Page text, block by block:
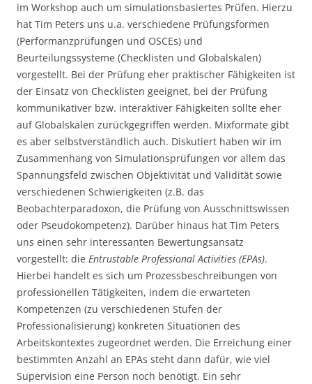
im Workshop auch um simulationsbasiertes Prüfen. Hierzu
hat Tim Peters uns u.a. verschiedene Prüfungsformen
(Performanzprüfungen und OSCEs) und
Beurteilungssysteme (Checklisten und Globalskalen)
vorgestellt. Bei der Prüfung eher praktischer Fähigkeiten ist
der Einsatz von Checklisten geeignet, bei der Prüfung
kommunikativer bzw. interaktiver Fähigkeiten sollte eher
auf Globalskalen zurückgegriffen werden. Mixformate gibt
es aber selbstverständlich auch. Diskutiert haben wir im
Zusammenhang von Simulationsprüfungen vor allem das
Spannungsfeld zwischen Objektivität und Validität sowie
verschiedenen Schwierigkeiten (z.B. das
Beobachterparadoxon, die Prüfung von Ausschnittswissen
oder Pseudokompetenz). Darüber hinaus hat Tim Peters
uns einen sehr interessanten Bewertungsansatz
vorgestellt: die Entrustable Professional Activities (EPAs).
Hierbei handelt es sich um Prozessbeschreibungen von
professionellen Tätigkeiten, indem die erwarteten
Kompetenzen (zu verschiedenen Stufen der
Professionalisierung) konkreten Situationen des
Arbeitskontextes zugeordnet werden. Die Erreichung einer
bestimmten Anzahl an EPAs steht dann dafür, wie viel
Supervision eine Person noch benötigt. Ein sehr